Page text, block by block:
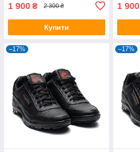
1 900 ₴ 2 300 ₴
Купити
1 900
–17% –17%